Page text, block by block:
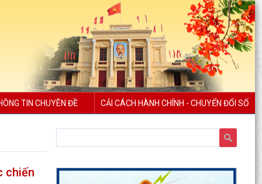
TIN CHUYÊN ĐỀ CẢI CÁCH HÀNH CHÍNH - CHUYỂN ĐỔI SỐ
chiến